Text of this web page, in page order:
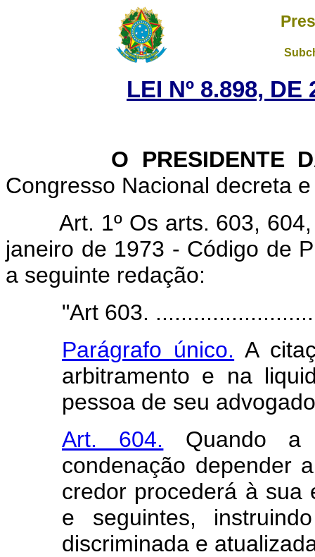
LEI Nº 8.898, DE
O PRESIDENTE DA
Congresso Nacional decreta
Art. 1º Os arts. 603,
janeiro de 1973 - Código de
a seguinte redação:
"Art 603.
Parágrafo único. A
arbitramento e na
pessoa de seu
Art. 604. Quando a
condenação depender
credor procederá à sua
e seguintes,
discriminada e